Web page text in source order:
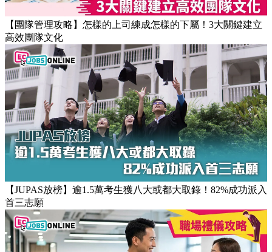
【團隊管理攻略】怎樣的上司練成怎樣的下屬！3大關鍵建立
高效團隊文化
【JUPAS放榜】逾1.5萬考生獲八大或都大取錄！82%成功派入
首三志願